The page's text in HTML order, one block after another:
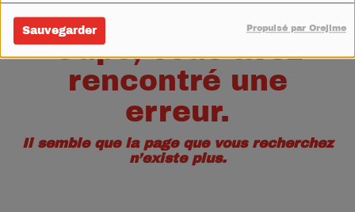
Sauvegarder Propulsé par Orejime
Oups, vous avez
rencontré une
erreur.
Il semble que la page que vous recherchez
n’existe plus.